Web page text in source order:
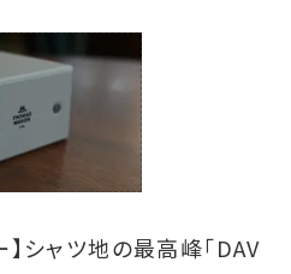
】シャツ地の最高峰「DAV